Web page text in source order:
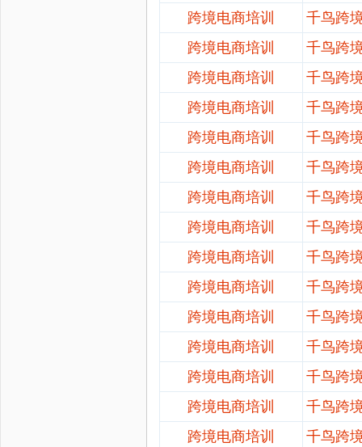
跨境电商培训
千鸟跨
跨境电商培训
千鸟跨
跨境电商培训
千鸟跨
跨境电商培训
千鸟跨
跨境电商培训
千鸟跨
跨境电商培训
千鸟跨
跨境电商培训
千鸟跨
跨境电商培训
千鸟跨
跨境电商培训
千鸟跨
跨境电商培训
千鸟跨
跨境电商培训
千鸟跨
跨境电商培训
千鸟跨
跨境电商培训
千鸟跨
跨境电商培训
千鸟跨
跨境电商培训
千鸟跨